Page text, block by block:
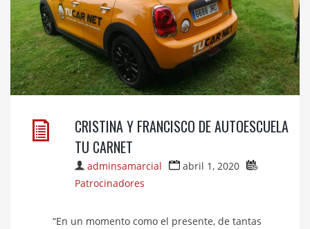
CRISTINA Y FRANCISCO DE AUTOESCUELA
TU CARNET
adminsamarcial
abril 1, 2020
Patrocinadores
“En un momento como el presente, de tantas